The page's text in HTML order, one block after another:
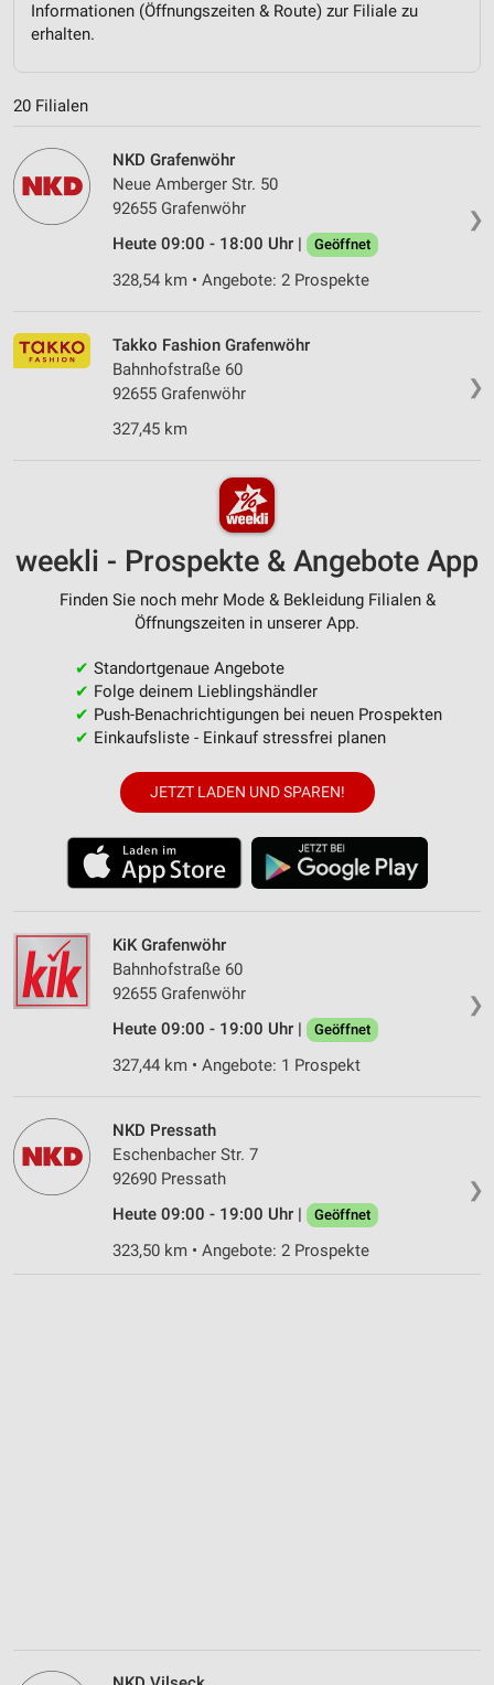
Informationen (Öffnungszeiten & Route) zur Filiale zu
erhalten.
20 Filialen
❯
NKD Grafenwöhr
Neue Amberger Str. 50
92655 Grafenwöhr
Heute 09:00 - 18:00 Uhr |
Geöffnet
328,54 km • Angebote: 2 Prospekte
❯
Takko Fashion Grafenwöhr
Bahnhofstraße 60
92655 Grafenwöhr
327,45 km
weekli - Prospekte & Angebote App
Finden Sie noch mehr Mode & Bekleidung Filialen &
Öffnungszeiten in unserer App.
✔ Standortgenaue Angebote
✔ Folge deinem Lieblingshändler
✔ Push-Benachrichtigungen bei neuen Prospekten
✔ Einkaufsliste - Einkauf stressfrei planen
JETZT LADEN UND SPAREN!
❯
KiK Grafenwöhr
Bahnhofstraße 60
92655 Grafenwöhr
Heute 09:00 - 19:00 Uhr |
Geöffnet
327,44 km • Angebote: 1 Prospekt
❯
NKD Pressath
Eschenbacher Str. 7
92690 Pressath
Heute 09:00 - 19:00 Uhr |
Geöffnet
323,50 km • Angebote: 2 Prospekte